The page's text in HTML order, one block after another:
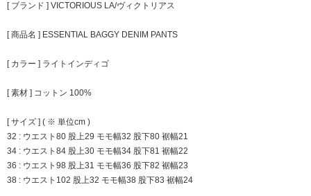
[ ブランド ] VICTORIOUS LA/ヴィクトリアス
[ 商品名 ] ESSENTIAL BAGGY DENIM PANTS
[ カラー ] ライトインディゴ
[ 素材 ] コットン 100%
[ サイズ ] ( ※ 単位cm )
32 : ウエスト80 股上29 モモ幅32 股下80 裾幅21
34 : ウエスト84 股上30 モモ幅34 股下81 裾幅22
36 : ウエスト98 股上31 モモ幅36 股下82 裾幅23
38 : ウエスト102 股上32 モモ幅38 股下83 裾幅24